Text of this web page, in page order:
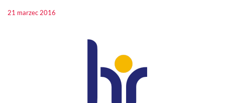
21 marzec 2016